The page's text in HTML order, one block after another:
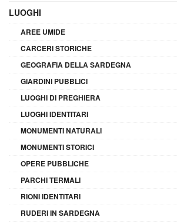
LUOGHI
AREE UMIDE
CARCERI STORICHE
GEOGRAFIA DELLA SARDEGNA
GIARDINI PUBBLICI
LUOGHI DI PREGHIERA
LUOGHI IDENTITARI
MONUMENTI NATURALI
MONUMENTI STORICI
OPERE PUBBLICHE
PARCHI TERMALI
RIONI IDENTITARI
RUDERI IN SARDEGNA